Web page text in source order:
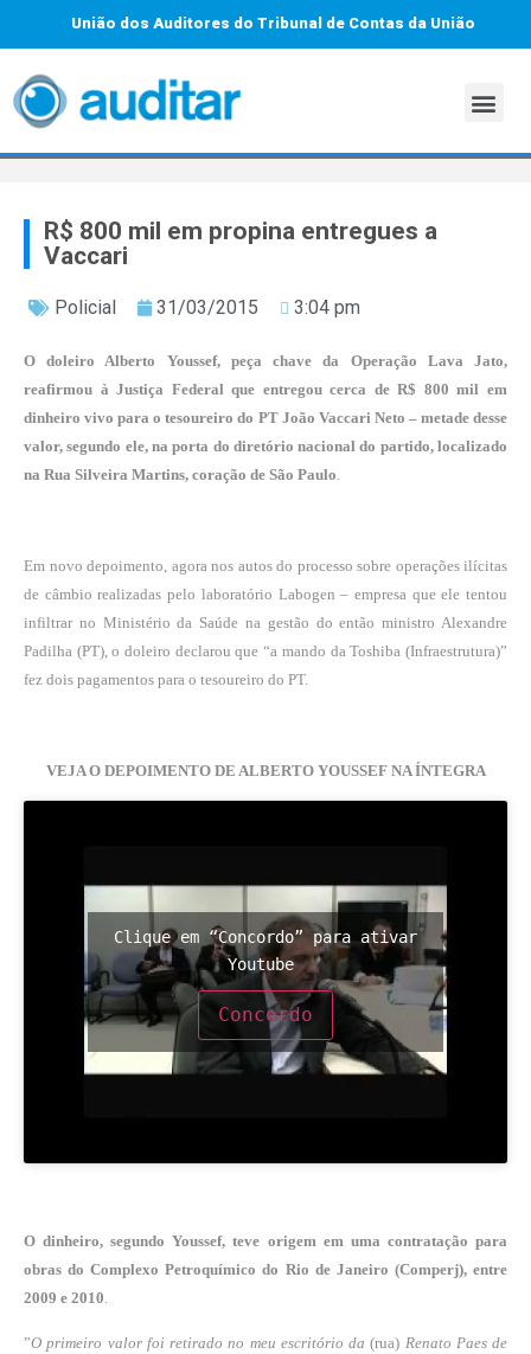
União dos Auditores do Tribunal de Contas da União
R$ 800 mil em propina entregues a
Vaccari
Policial 31/03/2015 3:04 pm
O doleiro Alberto Youssef, peça chave da Operação Lava Jato,
reafirmou à Justiça Federal que entregou cerca de R$ 800 mil em
dinheiro vivo para o tesoureiro do PT João Vaccari Neto – metade desse
valor, segundo ele, na porta do diretório nacional do partido, localizado
na Rua Silveira Martins, coração de São Paulo.
Em novo depoimento, agora nos autos do processo sobre operações ilícitas
de câmbio realizadas pelo laboratório Labogen – empresa que ele tentou
infiltrar no Ministério da Saúde na gestão do então ministro Alexandre
Padilha (PT), o doleiro declarou que “a mando da Toshiba (Infraestrutura)”
fez dois pagamentos para o tesoureiro do PT.
VEJA O DEPOIMENTO DE ALBERTO YOUSSEF NA ÍNTEGRA
Clique em “Concordo” para ativar
Youtube
Concordo
O dinheiro, segundo Youssef, teve origem em uma contratação para
obras do Complexo Petroquímico do Rio de Janeiro (Comperj), entre
2009 e 2010
”O primeiro valor foi retirado no meu escritório da(rua) Renato Paes de